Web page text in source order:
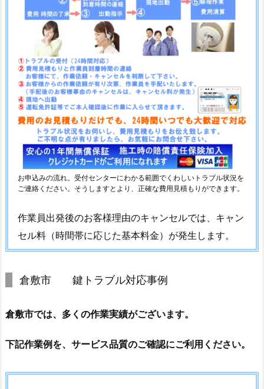
7
番
地
市
営
中
庄
団
地
お
部
屋
玄
関
ド
開
の
依
1.
お申込みの流れ。受付センターにわかる範囲でくわしいトラブル状況を
ご連絡ください。そうしますとより、正確な費用見積もりができます。
作業員出発後のお客様理由のキャンセルでは、キャン
セル料（時間帯に応じた基本料金）が発生します。
倉敷市 鍵トラブル対応事例
倉敷市では、多くの作業実績がございます。
下記作業例を、サービス品質のご確認にご利用ください。